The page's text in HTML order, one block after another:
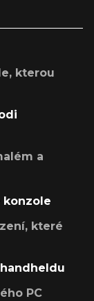
kterou
a
konzole
které
PC